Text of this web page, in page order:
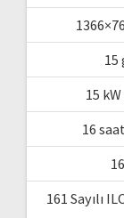
15
15
16
161 Sayılı